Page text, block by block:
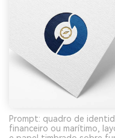
Prompt: quadro de
financeiro ou marítimo,